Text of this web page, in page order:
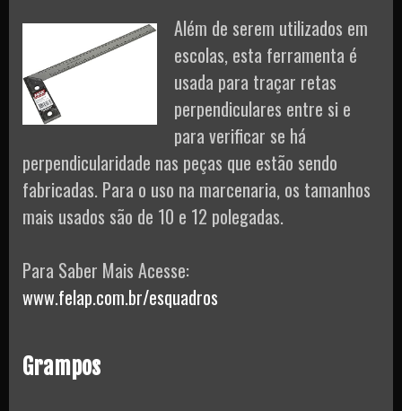
Além de serem utilizados em
escolas, esta ferramenta é
usada para traçar retas
perpendiculares entre si e
para verificar se há
perpendicularidade nas peças que estão sendo
fabricadas. Para o uso na marcenaria, os tamanhos
mais usados são de 10 e 12 polegadas.
Para Saber Mais Acesse:
www.felap.com.br/esquadros
Grampos